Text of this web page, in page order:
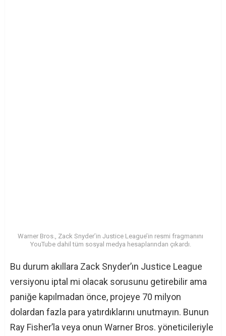
Warner Bros., Zack Snyder’in Justice League’in resmi fragmanını
YouTube dahil tüm sosyal medya hesaplarından çıkardı.
Bu durum akıllara Zack Snyder’ın Justice League
versiyonu iptal mi olacak sorusunu getirebilir ama
paniğe kapılmadan önce, projeye 70 milyon
dolardan fazla para yatırdıklarını unutmayın. Bunun
Ray Fisher’la veya onun Warner Bros. yöneticileriyle